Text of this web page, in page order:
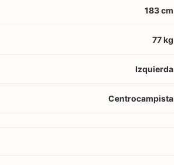
183 cm
77 kg
Izquierda
Centrocampista